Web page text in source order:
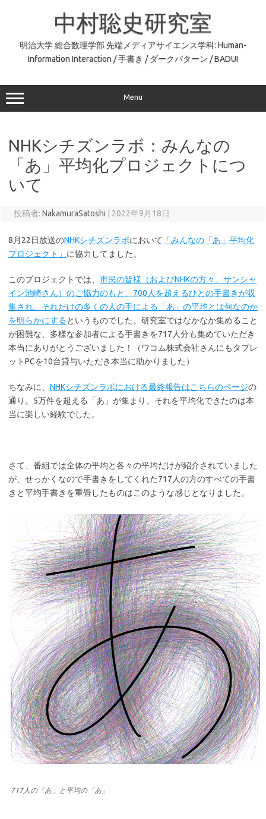
中村聡史研究室
明治大学 総合数理学部 先端メディアサイエンス学科: Human-
Information Interaction / 手書き / ダークパターン / BADUI
Menu
NHKシチズンラボ：みんなの
「あ」平均化プロジェクトにつ
いて
投稿者: NakamuraSatoshi 2022年9月18日
8月22日放送のNHKシチズンラボにおいて
「みんなの「あ」平均化
プロジェクト」 に協力してました。
このプロジェクトでは、 市民の皆様（およびNHKの方々、サンシャ
イン池崎さん）のご協力のもと、700人を超えるひとの手書きが収
集され、それだけの多くの人の手による「あ」の平均とは何なのか
を明らかにするというものでした。研究室ではなかなか集めること
が困難な、多様な参加者による手書きを717人分も集めていただき
本当にありがとうございました！（ワコム株式会社さんにもタブレ
ットPCを10台貸与いただき本当に助かりました）
ちなみに、 NHKシチズンラボにおける最終報告はこちらのページの
通り。5万件を超える「あ」が集まり、それを平均化できたのは本
当に楽しい経験でした。
さて、番組では全体の平均と各々の平均だけが紹介されていました
が、せっかくなので手書きをしてくれた717人の方のすべての手書
きと平均手書きを重畳したものはこのような感じとなりました。
717人の「あ」と平均の「あ」